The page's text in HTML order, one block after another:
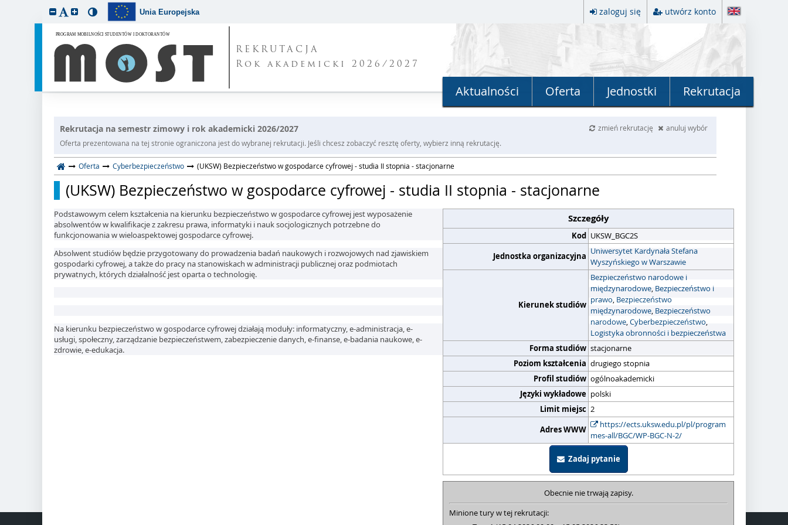
Unia Europejska zaloguj się utwórz konto
REKRUTACJA
Rok akademicki 2026/2027
Aktualności Oferta Jednostki Rekrutacja
Rekrutacja na semestr zimowy i rok akademicki 2026/2027 zmień rekrutację
anuluj wybór
Oferta prezentowana na tej stronie ograniczona jest do wybranej rekrutacji. Jeśli chcesz zobaczyć resztę oferty, wybierz inną rekrutację.
Oferta Cyberbezpieczeństwo (UKSW) Bezpieczeństwo w gospodarce cyfrowej - studia II stopnia - stacjonarne
(UKSW) Bezpieczeństwo w gospodarce cyfrowej - studia II stopnia - stacjonarne
Szczegóły
Kod UKSW_BGC2S
Jednostka organizacyjna Uniwersytet Kardynała Stefana
Wyszyńskiego w Warszawie
Kierunek studiów
Bezpieczeństwo narodowe i
międzynarodowe, Bezpieczeństwo i
prawo, Bezpieczeństwo
międzynarodowe, Bezpieczeństwo
narodowe,Cyberbezpieczeństwo,
Logistyka obronności i bezpieczeństwa
Forma studiów stacjonarne
Poziom kształcenia drugiego stopnia
Profil studiów ogólnoakademicki
Języki wykładowe polski
Limit miejsc 2
Adres WWW
https://ects.uksw.edu.pl/pl/program
mes-all/BGC/WP-BGC-N-2/
Zadaj pytanie
Obecnie nie trwają zapisy.
Minione tury w tej rekrutacji:
Podstawowym celem kształcenia na kierunku bezpieczeństwo w gospodarce cyfrowej jest wyposażenie
absolwentów w kwalifikacje z zakresu prawa, informatyki i nauk socjologicznych potrzebne do
funkcjonowania w wieloaspektowej gospodarce cyfrowej.
Absolwent studiów będzie przygotowany do prowadzenia badań naukowych i rozwojowych nad zjawiskiem
gospodarki cyfrowej, a także do pracy na stanowiskach w administracji publicznej oraz podmiotach
prywatnych, których działalność jest oparta o technologię.
Na kierunku bezpieczeństwo w gospodarce cyfrowej działają moduły: informatyczny, e-administracja, e-
usługi, społeczny, zarządzanie bezpieczeństwem, zabezpieczenie danych, e-finanse, e-badania naukowe, e-
zdrowie, e-edukacja.